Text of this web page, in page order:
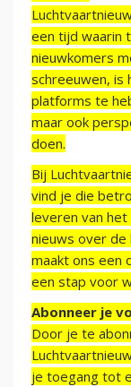
een tijd waarin
nieuwkomers
schreeuwen, is
platforms te
maar ook
doen.
Bij
vind je die
leveren van
nieuws over de
maakt ons een
een stap voor
Abonneer je
Door je te
je toegang tot